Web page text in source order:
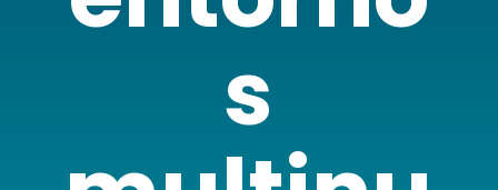
s